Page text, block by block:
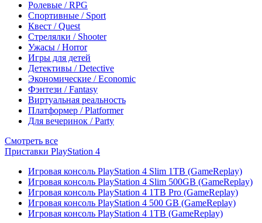
Ролевые / RPG
Спортивные / Sport
Квест / Quest
Стрелялки / Shooter
Ужасы / Horror
Игры для детей
Детективы / Detective
Экономические / Economic
Фэнтези / Fantasy
Виртуальная реальность
Платформер / Platformer
Для вечеринок / Party
Смотреть все
Приставки PlayStation 4
Игровая консоль PlayStation 4 Slim 1TB (GameReplay)
Игровая консоль PlayStation 4 Slim 500GB (GameReplay)
Игровая консоль PlayStation 4 1TB Pro (GameReplay)
Игровая консоль PlayStation 4 500 GB (GameReplay)
Игровая консоль PlayStation 4 1TB (GameReplay)